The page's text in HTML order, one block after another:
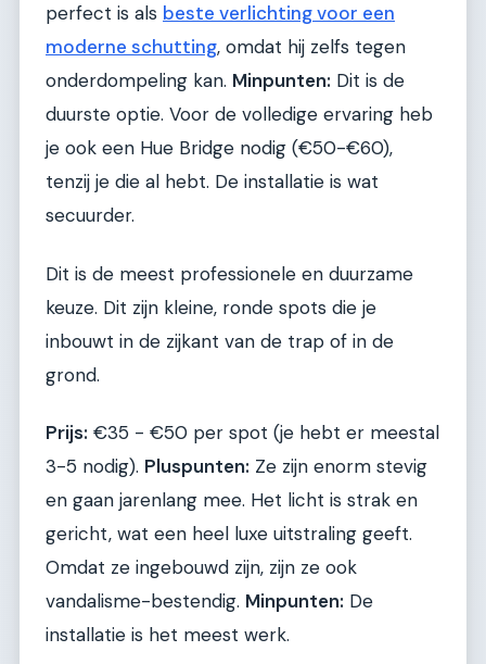
perfect is als beste verlichting voor een
moderne schutting, omdat hij zelfs tegen
onderdompeling kan. Minpunten: Dit is de
duurste optie. Voor de volledige ervaring heb
je ook een Hue Bridge nodig (€50-€60),
tenzij je die al hebt. De installatie is wat
secuurder.
Dit is de meest professionele en duurzame
keuze. Dit zijn kleine, ronde spots die je
inbouwt in de zijkant van de trap of in de
grond.
Prijs: €35 - €50 per spot (je hebt er meestal
3-5 nodig). Pluspunten: Ze zijn enorm stevig
en gaan jarenlang mee. Het licht is strak en
gericht, wat een heel luxe uitstraling geeft.
Omdat ze ingebouwd zijn, zijn ze ook
vandalisme-bestendig. Minpunten: De
installatie is het meest werk.